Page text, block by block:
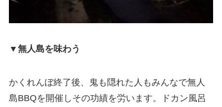
▼無人島を味わう
かくれんぼ終了後、鬼も隠れた人もみんなで無人
島BBQを開催しその功績を労います。ドカン風呂